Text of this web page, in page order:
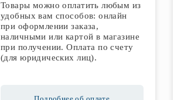
Товары можно оплатить любым из
удобных вам способов: онлайн
при оформлении заказа,
наличными или картой в магазине
при получении. Оплата по счету
(для юридических лиц).